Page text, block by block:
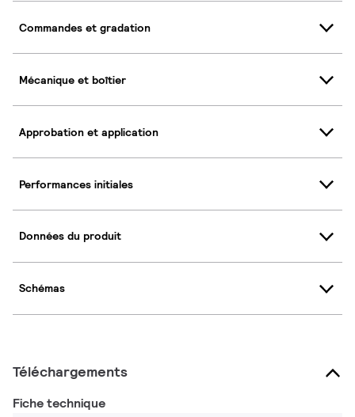
Commandes et gradation
Mécanique et boîtier
Approbation et application
Performances initiales
Données du produit
Schémas
Téléchargements
Fiche technique